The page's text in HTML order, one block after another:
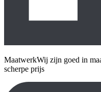
MaatwerkWij zijn goed in
scherpe prijs